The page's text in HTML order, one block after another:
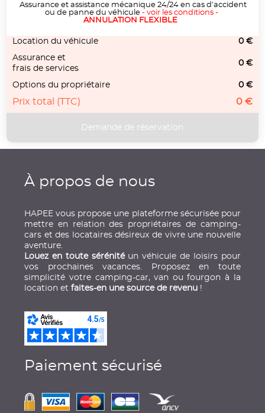
Assurance et assistance mécanique 24/24 en cas d'accident
ou de panne du véhicule - voir les conditions-
ANNULATION FLEXIBLE
Location du véhicule
0 €
Assurance et
frais de services
0 €
Options du propriétaire 0 €
Prix total (TTC) 0 €
À propos de nous
HAPEE vous propose une plateforme sécurisée pour
mettre en relation des propriétaires de camping-
cars et des locataires désireux de vivre une nouvelle
aventure.
Louez en toute sérénitéun véhicule de loisirs pour
vos prochaines vacances. Proposez en toute
simplicité votre camping-car, van ou fourgon à la
location etfaites-en une source de revenu !
Paiement sécurisé